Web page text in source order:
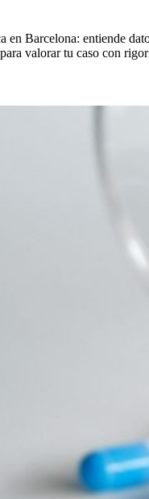
en Barcelona: entiende
valorar tu caso con